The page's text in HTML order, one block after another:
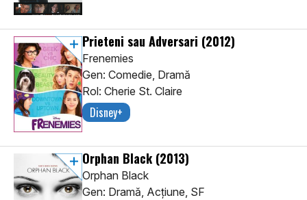
Prieteni sau Adversari (2012)
Frenemies
Gen: Comedie, Dramă
Rol: Cherie St. Claire
Disney+
Orphan Black (2013)
Orphan Black
Gen: Dramă, Acţiune, SF